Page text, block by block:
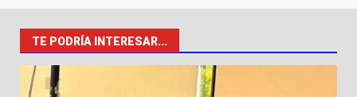
TE PODRÍA INTERESAR...